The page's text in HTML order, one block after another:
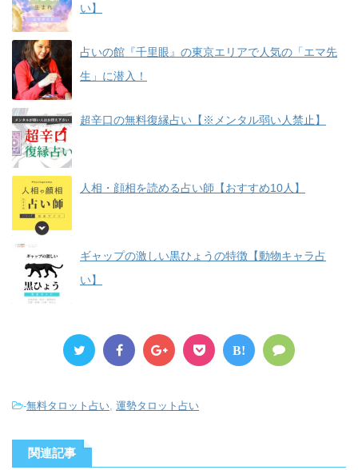
い】
占いの館『千里眼』の東京エリアで人気の「エマ先
生」に潜入！
超辛口の無料復縁占い【※メンタル弱い人禁止】
人相・顔相を読める占い師【おすすめ10人】
ギャップの激しい黒ひょうの特徴【動物キャラ占
い】
B!
-無料タロット占い, 運勢タロット占い
関連記事